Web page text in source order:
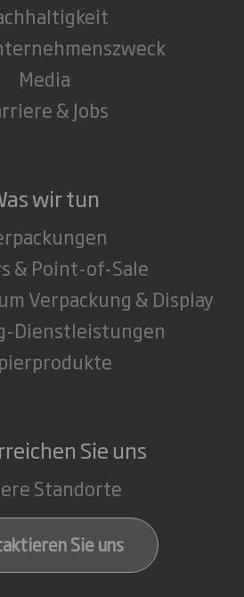
Media
& Jobs
wir tun
& Point-of-Sale
Verpackung & Display
Dienstleistungen
Sie uns
Standorte
Sie uns